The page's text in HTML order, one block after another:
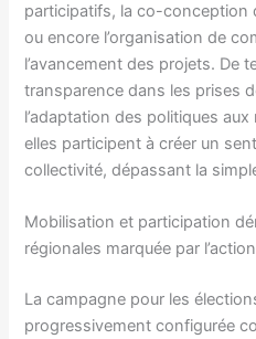
participatifs, la co-conception
ou encore l’organisation de
l’avancement des projets. De
transparence dans les prises
l’adaptation des politiques
elles participent à créer un
collectivité, dépassant la
Mobilisation et participation
régionales marquée par
La campagne pour les
progressivement configurée